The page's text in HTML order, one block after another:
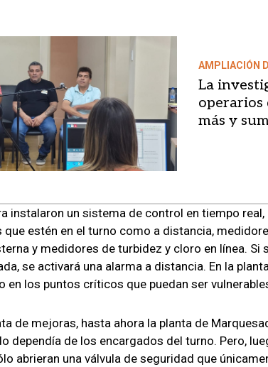
AMPLIACIÓN
La
operarios
más y
instalaron un sistema de control en tiempo
estén en el turno como a distancia,
y medidores de turbidez y cloro en línea. Si
se activará una alarma a distancia. En la
en los puntos críticos que puedan ser
de mejoras, hasta ahora la planta de
dependía de los encargados del turno. Pero,
abrieran una válvula de seguridad que